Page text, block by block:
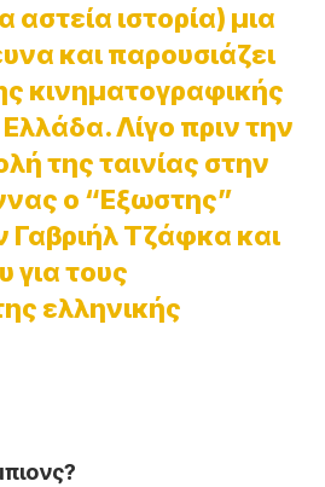
αστεία ιστορία) μια
και παρουσιάζει
κινηματογραφικής
Λίγο πριν την
της ταινίας στην
ο “Εξωστης”
Γαβριήλ Τζάφκα και
για τους
ελληνικής